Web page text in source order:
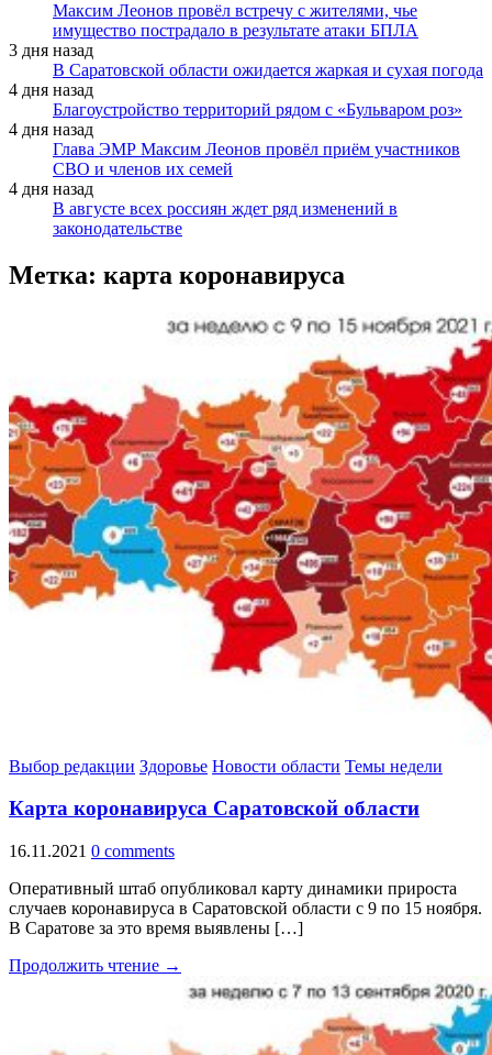
Максим Леонов провёл встречу с жителями, чье
имущество пострадало в результате атаки БПЛА
3 дня назад
В Саратовской области ожидается жаркая и сухая погода
4 дня назад
Благоустройство территорий рядом с «Бульваром роз»
4 дня назад
Глава ЭМР Максим Леонов провёл приём участников
СВО и членов их семей
4 дня назад
В августе всех россиян ждет ряд изменений в
законодательстве
Метка: карта коронавируса
Выбор редакции Здоровье Новости области Темы недели
Карта коронавируса Саратовской области
16.11.2021 0 comments
Оперативный штаб опубликовал карту динамики прироста
случаев коронавируса в Саратовской области с 9 по 15 ноября.
В Саратове за это время выявлены […]
Продолжить чтение →